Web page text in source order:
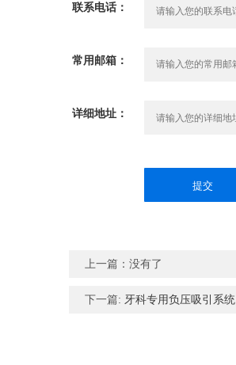
联系电话：
常用邮箱：
详细地址：
上一篇：没有了
下一篇: 牙科专用负压吸引系统